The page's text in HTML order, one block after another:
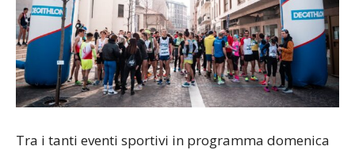
Tra i tanti eventi sportivi in programma domenica